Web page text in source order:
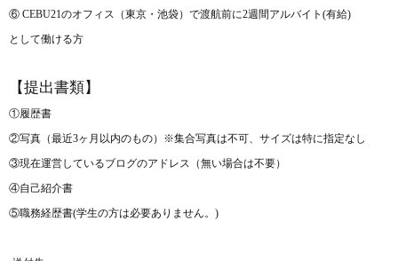
⑥ CEBU21のオフィス（東京・池袋）で渡航前に2週間アルバイト (有給)
として働ける方
【提出書類】
①履歴書
②写真（最近3ヶ月以内のもの）※集合写真は不可、サイズは特に指定なし
③現在運営しているブログのアドレス（無い場合は不要）
④自己紹介書
⑤職務経歴書(学生の方は必要ありません。 )